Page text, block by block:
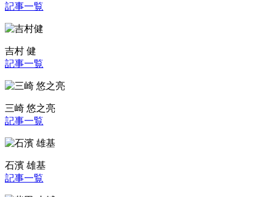
記事一覧
吉村 健
記事一覧
三崎 悠之亮
記事一覧
石濱 雄基
記事一覧